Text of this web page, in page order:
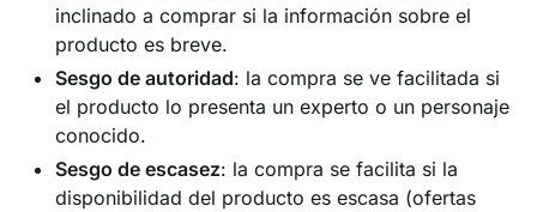
inclinado a comprar si la información sobre el
producto es breve.
Sesgo de autoridad: la compra se ve facilitada si
el producto lo presenta un experto o un personaje
conocido.
Sesgo de escasez: la compra se facilita si la
disponibilidad del producto es escasa (ofertas